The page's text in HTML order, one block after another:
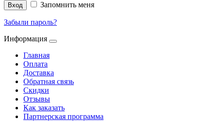
Запомнить меня
Забыли пароль?
Информация
Главная
Оплата
Доставка
Обратная связь
Скидки
Отзывы
Как заказать
Партнерская программа